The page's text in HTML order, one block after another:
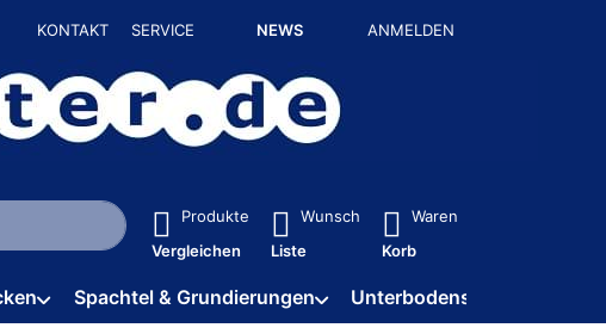
KONTAKT SERVICE NEWS ANMELDEN
erste Ergebnisse. Drücken Sie die Eingabetaste, um alle
Produkte
Vergleichen
Wunsch
Liste
Waren
Korb
Spachtel & Grundierungen Unterbodenschutz / HV